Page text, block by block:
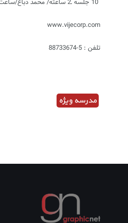
www.vijecorp.com
تلفن : 5-88733674
مدرسه ویژه